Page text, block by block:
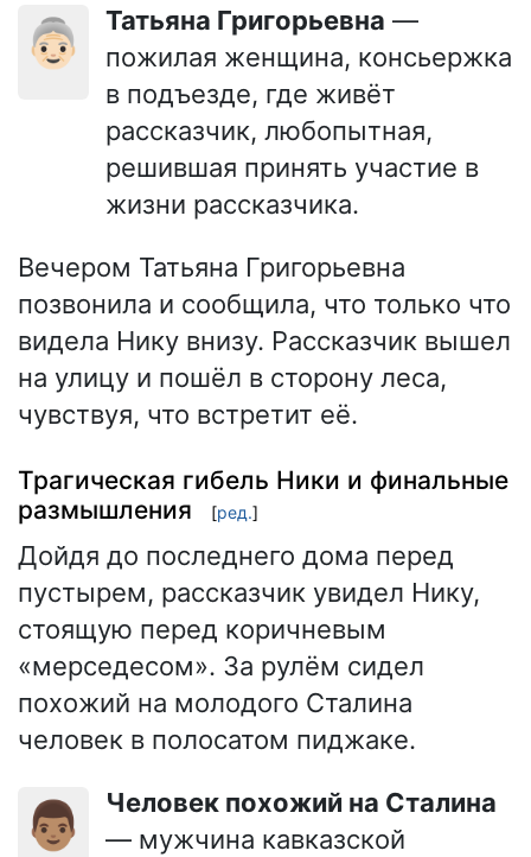
👵🏻 Татьяна Григорьевна —
пожилая женщина, консьержка
в подъезде, где живёт
рассказчик, любопытная,
решившая принять участие в
жизни рассказчика.
Вечером Татьяна Григорьевна
позвонила и сообщила, что только что
видела Нику внизу. Рассказчик вышел
на улицу и пошёл в сторону леса,
чувствуя, что встретит её.
Трагическая гибель Ники и финальные
размышления
[ред.]
Дойдя до последнего дома перед
пустырем, рассказчик увидел Нику,
стоящую перед коричневым
«мерседесом». За рулём сидел
похожий на молодого Сталина
человек в полосатом пиджаке.
👨🏽
Человек похожий на Сталина
— мужчина кавказской